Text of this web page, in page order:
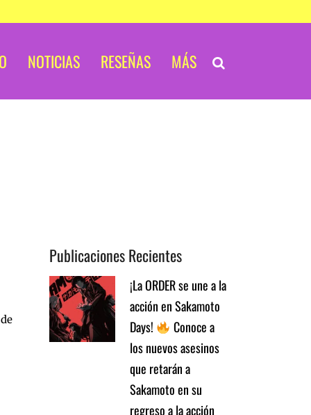
NOTICIAS RESEÑAS MÁS
Publicaciones Recientes
¡La ORDER se une a la
acción en Sakamoto
Days!
Conoce a
los nuevos asesinos
que retarán a
Sakamoto en su
regreso a la acción